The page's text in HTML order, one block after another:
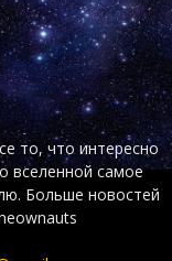
то, что интересно
вселенной самое
Больше новостей